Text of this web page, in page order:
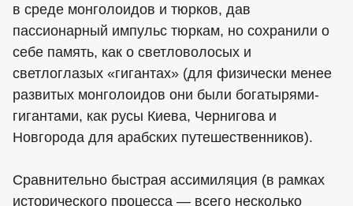
в среде монголоидов и тюрков, дав
пассионарный импульс тюркам, но сохранили о
себе память, как о светловолосых и
светлоглазых «гигантах» (для физически менее
развитых монголоидов они были богатырями-
гигантами, как русы Киева, Чернигова и
Новгорода для арабских путешественников).
Сравнительно быстрая ассимиляция (в рамках
исторического процесса — всего несколько